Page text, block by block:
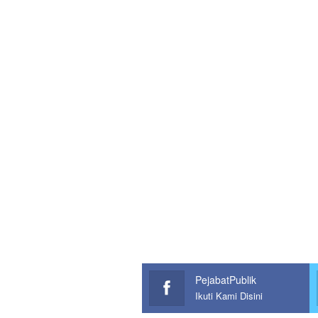
PejabatPublik
Ikuti Kami Disini